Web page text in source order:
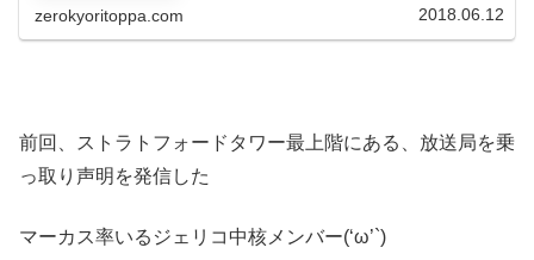
zerokyoritoppa.com 2018.06.12
前回、ストラトフォードタワー最上階にある、放送局を乗
っ取り声明を発信した
マーカス率いるジェリコ中核メンバー(‘ω’`)